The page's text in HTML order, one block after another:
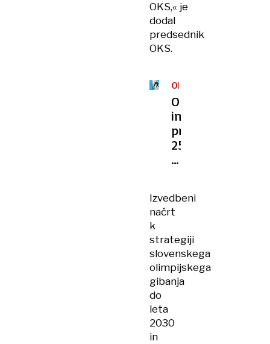
OKS,« je
dodal
predsednik
OKS.
OLIMPIJSKE
IGRE
OKS
imenoval
prvih
25
članov
OI
februarja
Italiji
Izvedbeni
načrt
k
strategiji
slovenskega
olimpijskega
gibanja
do
leta
2030
in